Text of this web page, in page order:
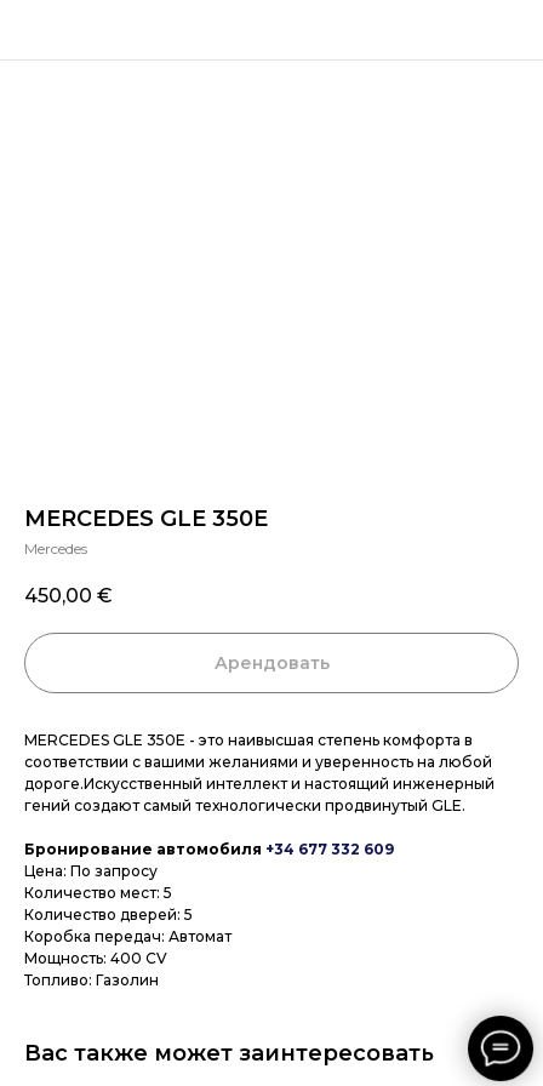
MERCEDES GLE 350E
Mercedes
450,00 €
Арендовать
MERCEDES GLE 350E - это наивысшая степень комфорта в
соответствии с вашими желаниями и уверенность на любой
дороге.Искусственный интеллект и настоящий инженерный
гений создают самый технологически продвинутый GLE.
Бронирование автомобиля +34 677 332 609
Цена: По запросу
Количество мест: 5
Количество дверей: 5
Коробка передач: Автомат
Мощность: 400 CV
Топливо: Газолин
Вас также может заинтересовать